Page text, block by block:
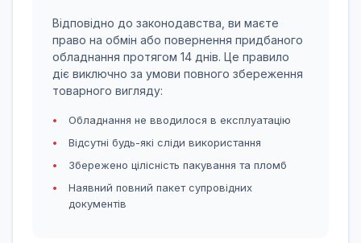
Відповідно до законодавства, ви маєте
право на обмін або повернення придбаного
обладнання протягом 14 днів. Це правило
діє виключно за умови повного збереження
товарного вигляду:
Обладнання не вводилося в експлуатацію
Відсутні будь-які сліди використання
Збережено цілісність пакування та пломб
Наявний повний пакет супровідних
документів